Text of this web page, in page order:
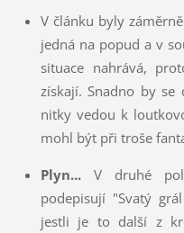
V článku byly
jedná na popud a v
situace nahrává,
získají. Snadno by
nitky vedou k
mohl být při troše
Plyn...V druhé
podepisují "Svatý
jestli je to další z